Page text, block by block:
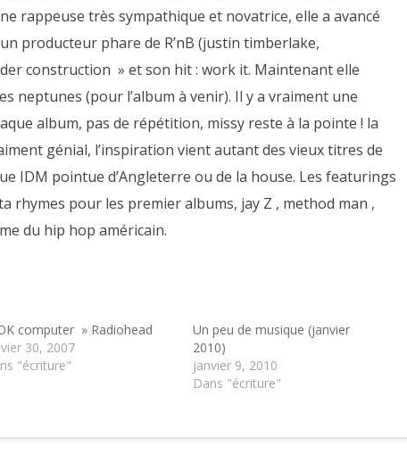
rappeuse très sympathique et novatrice, elle a avancé
producteur phare de R’nB (justin timberlake,
construction » et son hit : work it. Maintenant elle
neptunes (pour l’album à venir). Il y a vraiment une
album, pas de répétition, missy reste à la pointe ! la
génial, l’inspiration vient autant des vieux titres de
IDM pointue d’Angleterre ou de la house. Les featurings
rhymes pour les premier albums, jay Z , method man ,
du hip hop américain.
computer » Radiohead
30, 2007
"écriture"
Un peu de musique (janvier
2010)
janvier 9, 2010
Dans "écriture"